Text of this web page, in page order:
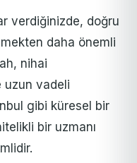
verdiğinizde, doğru
daha önemli
nihai
uzun vadeli
gibi küresel bir
bir uzmanı